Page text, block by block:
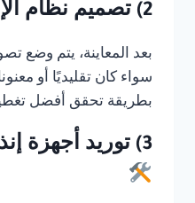
2) تصميم نظام الإنذار المناسب
بعد المعاينة، يتم وضع
سواء كان تقليديًا أو
بطريقة تحقق أفضل
3) توريد أجهزة إنذار الحريق الأصلية